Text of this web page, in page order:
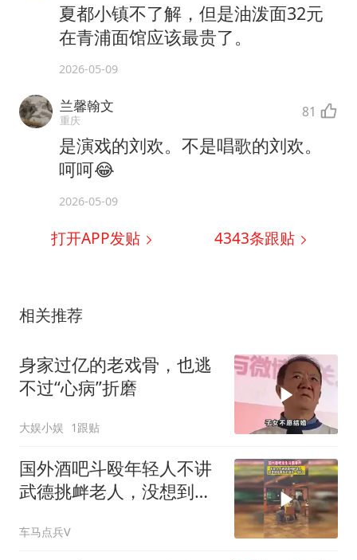
夏都小镇不了解，但是油泼面32元
在青浦面馆应该最贵了。
2026-05-09
兰馨翰文
重庆 81
是演戏的刘欢。不是唱歌的刘欢。
呵呵😂
2026-05-09
打开APP发贴 4343条跟贴
相关推荐
身家过亿的老戏骨，也逃
不过“心病”折磨
大娱小娱 1跟贴
国外酒吧斗殴年轻人不讲
武德挑衅老人，没想到却
车马点兵V